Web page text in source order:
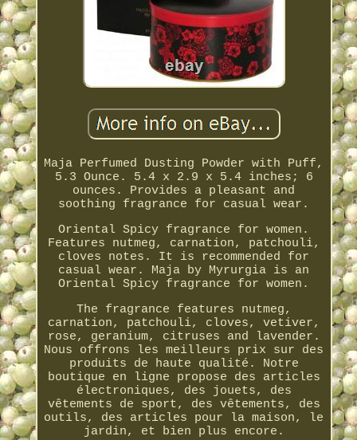
Maja Perfumed Dusting Powder with Puff,
5.3 Ounce. 5.4 x 2.9 x 5.4 inches; 6
ounces. Provides a pleasant and
soothing fragrance for casual wear.
Oriental Spicy fragrance for women.
Features nutmeg, carnation, patchouli,
cloves notes. It is recommended for
casual wear. Maja by Myrurgia is an
Oriental Spicy fragrance for women.
The fragrance features nutmeg,
carnation, patchouli, cloves, vetiver,
rose, geranium, citruses and lavender.
Nous offrons les meilleurs prix sur des
produits de haute qualité. Notre
boutique en ligne propose des articles
électroniques, des jouets, des
vêtements de sport, des vêtements, des
outils, des articles pour la maison, le
jardin, et bien plus encore.